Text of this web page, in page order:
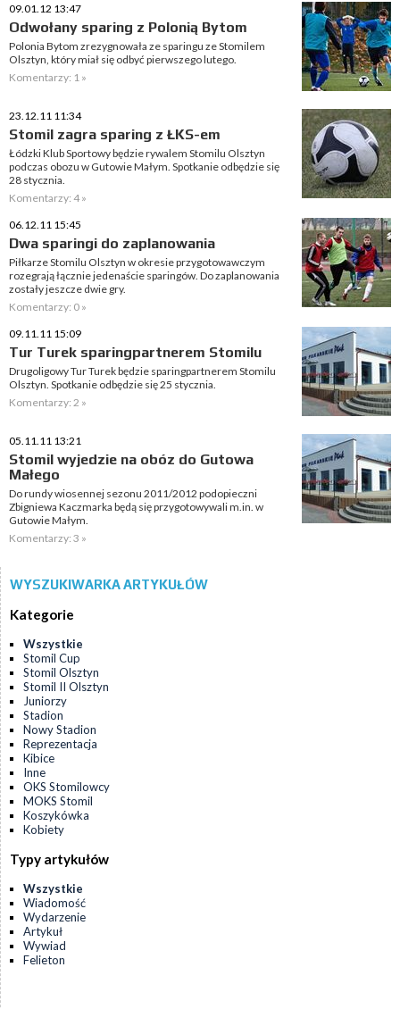
09.01.12 13:47
Odwołany sparing z Polonią Bytom
Polonia Bytom zrezygnowała ze sparingu ze Stomilem
Olsztyn, który miał się odbyć pierwszego lutego.
Komentarzy: 1 »
23.12.11 11:34
Stomil zagra sparing z ŁKS-em
Łódzki Klub Sportowy będzie rywalem Stomilu Olsztyn
podczas obozu w Gutowie Małym. Spotkanie odbędzie się
28 stycznia.
Komentarzy: 4 »
06.12.11 15:45
Dwa sparingi do zaplanowania
Piłkarze Stomilu Olsztyn w okresie przygotowawczym
rozegrają łącznie jedenaście sparingów. Do zaplanowania
zostały jeszcze dwie gry.
Komentarzy: 0 »
09.11.11 15:09
Tur Turek sparingpartnerem Stomilu
Drugoligowy Tur Turek będzie sparingpartnerem Stomilu
Olsztyn. Spotkanie odbędzie się 25 stycznia.
Komentarzy: 2 »
05.11.11 13:21
Stomil wyjedzie na obóz do Gutowa
Małego
Do rundy wiosennej sezonu 2011/2012 podopieczni
Zbigniewa Kaczmarka będą się przygotowywali m.in. w
Gutowie Małym.
Komentarzy: 3 »
WYSZUKIWARKA ARTYKUŁÓW
Kategorie
Wszystkie
Stomil Cup
Stomil Olsztyn
Stomil II Olsztyn
Juniorzy
Stadion
Nowy Stadion
Reprezentacja
Kibice
Inne
OKS Stomilowcy
MOKS Stomil
Koszykówka
Kobiety
Typy artykułów
Wszystkie
Wiadomość
Wydarzenie
Artykuł
Wywiad
Felieton